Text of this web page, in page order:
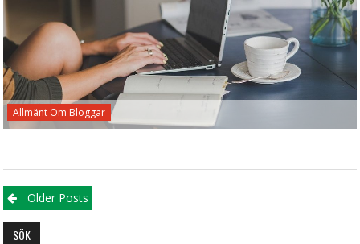
Allmänt Om Bloggar
Posts
navigation
Older Posts
SÖK